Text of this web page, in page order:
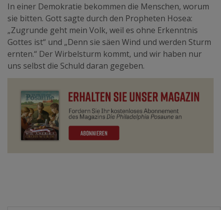
In einer Demokratie bekommen die Menschen, worum
sie bitten. Gott sagte durch den Propheten Hosea:
„Zugrunde geht mein Volk, weil es ohne Erkenntnis
Gottes ist“ und „Denn sie säen Wind und werden Sturm
ernten.“ Der Wirbelsturm kommt, und wir haben nur
uns selbst die Schuld daran gegeben.